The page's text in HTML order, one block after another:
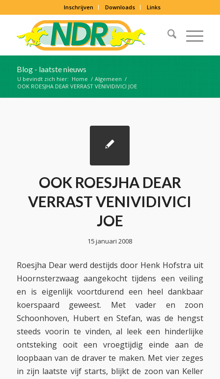
Inschrijven Downloads Links
Blog - laatste nieuws
U bevindt zich hier: Home / Algemeen /
OOK ROESJHA DEAR VERRAST VENIVIDIVICI JOE
OOK ROESJHA DEAR
VERRAST VENIVIDIVICI
JOE
15 januari 2008
Roesjha Dear werd destijds door Henk Hofstra uit
Hoornsterzwaag aangekocht tijdens een veiling
en is eigenlijk voortdurend een heel dankbaar
koerspaard geweest. Met vader en zoon
Schoonhoven, Hubert en Stefan, was de hengst
steeds voorin te vinden, al leek een hinderlijke
ontsteking ooit een vroegtijdig einde aan de
loopbaan van de draver te maken. Met vier zeges
in zijn laatste vijf starts, blijkt de zoon van Keller